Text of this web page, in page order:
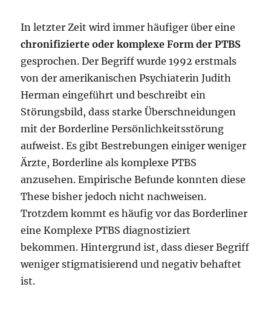
In letzter Zeit wird immer häufiger über eine
chronifizierte oder komplexe Form der PTBS
gesprochen. Der Begriff wurde 1992 erstmals
von der amerikanischen Psychiaterin Judith
Herman eingeführt und beschreibt ein
Störungsbild, dass starke Überschneidungen
mit der Borderline Persönlichkeitsstörung
aufweist. Es gibt Bestrebungen einiger weniger
Ärzte, Borderline als komplexe PTBS
anzusehen. Empirische Befunde konnten diese
These bisher jedoch nicht nachweisen.
Trotzdem kommt es häufig vor das Borderliner
eine Komplexe PTBS diagnostiziert
bekommen. Hintergrund ist, dass dieser Begriff
weniger stigmatisierend und negativ behaftet
ist.